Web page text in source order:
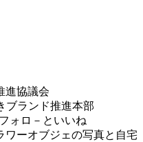
進協議会
ブランド推進本部
ォロ－といいね
ーオブジェの写真と自宅